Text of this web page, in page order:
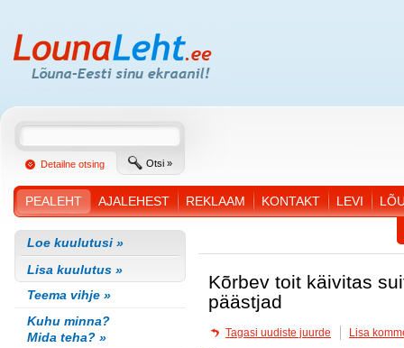
Detailne otsing Otsi »
PEALEHT AJALEHEST REKLAAM KONTAKT LEVI
Loe kuulutusi »
Lisa kuulutus »
Teema vihje »
Kuhu minna?
Mida teha? »
Kõrbev toit käivitas
päästjad
Tagasi uudiste juurde Lisa